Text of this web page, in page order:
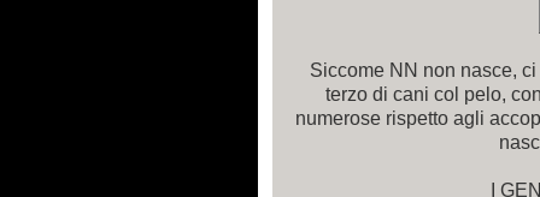
Siccome NN non nasce,
terzo di cani col pelo,
numerose rispetto agli
I